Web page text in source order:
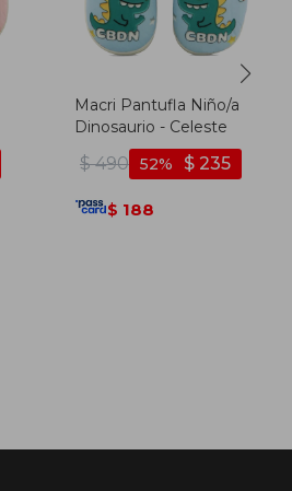
Macri Pantufla Niño/a
Dinosaurio - Celeste
$ 490 $ 235
52
$ 188